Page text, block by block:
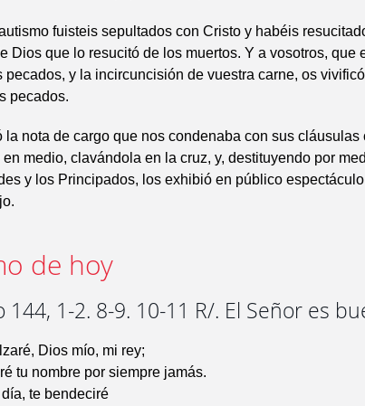
fuisteis sepultados con Cristo y habéis
Dios que lo resucitó de los muertos. Y a vosotros, que
pecados, y la incircuncisión de vuestra carne, os
pecados.
la nota de cargo que nos condenaba con sus cláusulas
en medio, clavándola en la cruz, y, destituyendo por
y los Principados, los exhibió en público
de hoy
144, 1-2. 8-9. 10-11 R/. El Señor es
Dios mío, mi rey;
tu nombre por siempre jamás.
te bendeciré